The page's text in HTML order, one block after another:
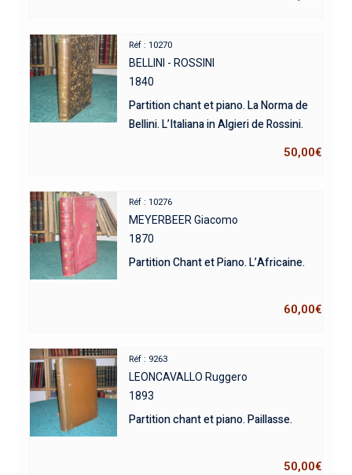
Réf : 10270
BELLINI - ROSSINI
1840
Partition chant et piano. La Norma de
Bellini. L’Italiana in Algieri de Rossini.
50,00€
Réf : 10276
MEYERBEER Giacomo
1870
Partition Chant et Piano. L’Africaine.
60,00€
Réf : 9263
LEONCAVALLO Ruggero
1893
Partition chant et piano. Paillasse.
50,00€